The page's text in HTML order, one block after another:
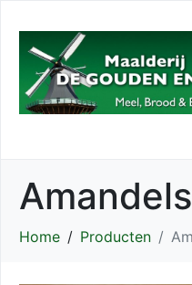
Home Producten